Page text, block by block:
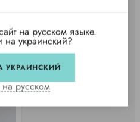
на русском языке.
на украинский?
УКРАИНСКИЙ
на русском